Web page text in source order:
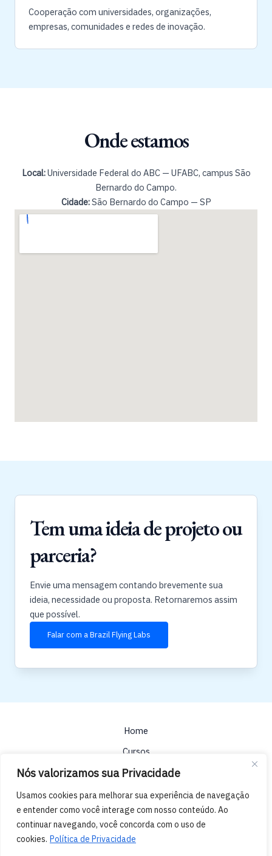
Nós valorizamos sua Privacidade
Usamos cookies para melhorar sua experiência de navegação
e entender como você interage com nosso conteúdo. Ao
continuar navegando, você concorda com o uso de
cookies. Política de Privacidade
Cooperação com universidades, organizações,
empresas, comunidades e redes de inovação.
Onde estamos
Local:Universidade Federal do ABC — UFABC, campus São
Bernardo do Campo.
Cidade:São Bernardo do Campo — SP
Tem uma ideia de projeto ou
parceria?
Envie uma mensagem contando brevemente sua
ideia, necessidade ou proposta. Retornaremos assim
que possível.
Falar com a Brazil Flying Labs
Home
Cursos
Blog
Contato
Política de Privacidade